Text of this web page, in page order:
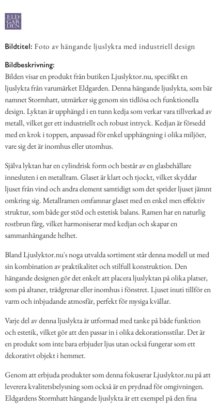
Bildtitel: Foto av hängande ljuslykta med industriell design
Bildbeskrivning:
Bilden visar en produkt från butiken Ljuslyktor.nu, specifikt en
ljuslykta från varumärket Eldgarden. Denna hängande ljuslykta, som bär
namnet Stormhatt, utmärker sig genom sin tidlösa och funktionella
design. Lyktan är upphängd i en tunn kedja som verkar vara tillverkad av
metall, vilket ger ett industriellt och robust intryck. Kedjan är försedd
med en krok i toppen, anpassad för enkel upphängning i olika miljöer,
vare sig det är inomhus eller utomhus.
Själva lyktan har en cylindrisk form och består av en glasbehållare
innesluten i en metallram. Glaset är klart och tjockt, vilket skyddar
ljuset från vind och andra element samtidigt som det sprider ljuset jämnt
omkring sig. Metallramen omfamnar glaset med en enkel men effektiv
struktur, som både ger stöd och estetisk balans. Ramen har en naturlig
rostbrun färg, vilket harmoniserar med kedjan och skapar en
sammanhängande helhet.
Bland Ljuslyktor.nu's noga utvalda sortiment står denna modell ut med
sin kombination av praktikalitet och stilfull konstruktion. Den
hängande designen gör det enkelt att placera ljuslyktan på olika platser,
som på altaner, trädgrenar eller inomhus i fönstret. Ljuset inuti tillför en
varm och inbjudande atmosfär, perfekt för mysiga kvällar.
Varje del av denna ljuslykta är utformad med tanke på både funktion
och estetik, vilket gör att den passar in i olika dekorationsstilar. Det är
en produkt som inte bara erbjuder ljus utan också fungerar som ett
dekorativt objekt i hemmet.
Genom att erbjuda produkter som denna fokuserar Ljuslyktor.nu på att
leverera kvalitetsbelysning som också är en prydnad för omgivningen.
Eldgardens Stormhatt hängande ljuslykta är ett exempel på den fina